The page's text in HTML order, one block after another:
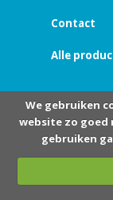
Contact
Alle
We gebruiken
website zo goed
gebruiken